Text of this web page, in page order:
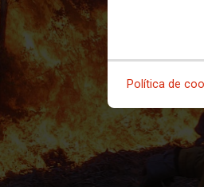
Política de